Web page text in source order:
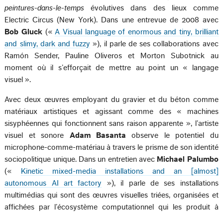
peintures-dans-le-temps évolutives dans des lieux comme
Electric Circus (New York). Dans une entrevue de 2008 avec
Bob Gluck(« A Visual language of enormous and tiny, brilliant
and slimy, dark and fuzzy »), il parle de ses collaborations avec
Ramón Sender, Pauline Oliveros et Morton Subotnick au
moment où il s’efforçait de mettre au point un « langage
visuel ».
Avec deux œuvres employant du gravier et du béton comme
matériaux artistiques et agissant comme des « machines
sisyphéennes qui fonctionnent sans raison apparente », l’artiste
visuel et sonore Adam Basanta observe le potentiel du
microphone-comme-matériau à travers le prisme de son identité
sociopolitique unique. Dans un entretien avec Michael Palumbo
(«
Kinetic mixed-media installations and an [almost]
autonomous AI art factory »), il parle de ses installations
multimédias qui sont des œuvres visuelles triées, organisées et
affichées par l’écosystème computationnel qui les produit à